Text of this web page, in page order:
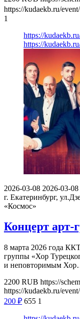
https://kudaekb.ru/
1
https://
https://
2026-03-08 2026-03-08
г. Екатеринбург,
«Космос»
Концерт арт-
8 марта 2026 года
группы «Хор
и неповторимым
2200 RUB https://
https://kudaekb.ru/
200 ₽ 655 1